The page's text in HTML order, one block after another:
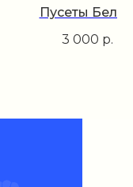
Пусеты
3 000 р.